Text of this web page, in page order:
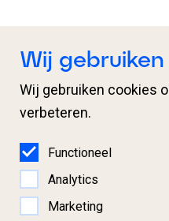
Wij
Wij gebruiken cookies
verbeteren.
Functioneel
Analytics
Marketing